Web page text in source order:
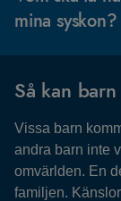
mina syskon?
Så kan
Vissa barn
andra barn inte
omvärlden. En
familjen.